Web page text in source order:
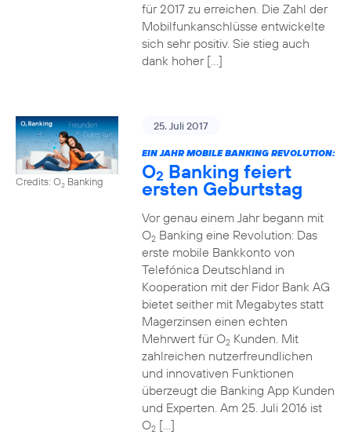
für 2017 zu erreichen. Die Zahl der
Mobilfunkanschlüsse entwickelte
sich sehr positiv. Sie stieg auch
dank hoher […]
Credits: O2 Banking
25. Juli 2017
EIN JAHR MOBILE BANKING REVOLUTION:
O2 Banking feiert
ersten Geburtstag
Vor genau einem Jahr begann mit
O2Banking eine Revolution: Das
erste mobile Bankkonto von
Telefónica Deutschland in
Kooperation mit der Fidor Bank AG
bietet seither mit Megabytes statt
Magerzinsen einen echten
Mehrwert für O2Kunden. Mit
zahlreichen nutzerfreundlichen
und innovativen Funktionen
überzeugt die Banking App Kunden
und Experten. Am 25. Juli 2016 ist
O2[…]